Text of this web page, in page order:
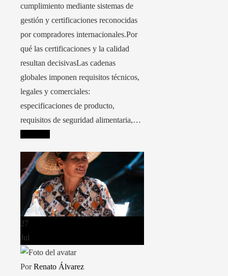
cumplimiento mediante sistemas de
gestión y certificaciones reconocidas
por compradores internacionales.Por
qué las certificaciones y la calidad
resultan decisivasLas cadenas
globales imponen requisitos técnicos,
legales y comerciales:
especificaciones de producto,
requisitos de seguridad alimentaria,…
27
Jul
PorRenato Álvarez